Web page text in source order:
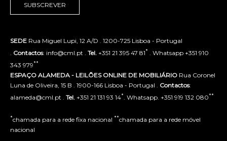
SUBSCREVER
SEDE Rua Miguel Lupi, 12 A/D . 1200-725 Lisboa - Portugal
Contactos: info@cml.pt . Tel. +351 21 395 47 81* . Whatsapp +351 910
343 979**
ESPAÇO ALAMEDA - LEILÕES ONLINE DE MOBILIÁRIO Rua Coronel
Luna de Oliveira, 15 B . 1900-166 Lisboa - Portugal . Contactos:
alameda@cml.pt . Tel. +351 21 131 93 14* . Whatsapp. +351 919 132 080**
*chamada para a rede fixa nacional **chamada para a rede móvel
nacional